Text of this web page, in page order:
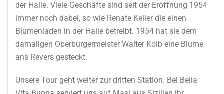
der Halle. Viele Geschäfte sind seit der Eröffnung 1954
immer noch dabei, so wie Renate Keller die einen
Blumenladen in der Halle betreibt. 1954 hat sie dem
damaligen Oberbürgermeister Walter Kolb eine Blume
ans Revers gesteckt.
Unsere Tour geht weiter zur dritten Station. Bei Bella